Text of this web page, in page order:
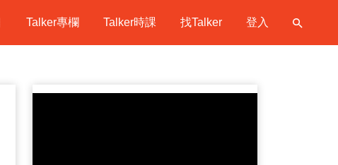
Talker專欄 Talker時課 找Talker 登入